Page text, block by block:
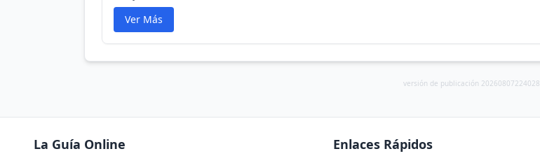
Ver Más
versión de publicación 20260807224028
La Guía Online Enlaces Rápidos